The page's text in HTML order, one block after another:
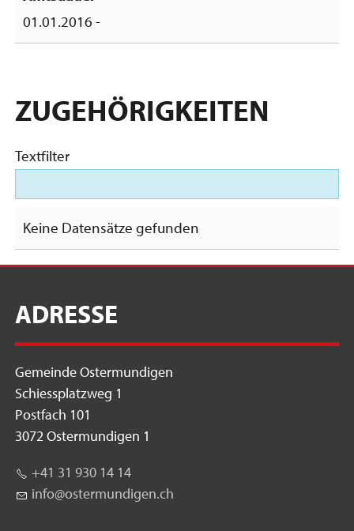
01.01.2016 -
ZUGEHÖRIGKEITEN
Textfilter
Keine Datensätze gefunden
ADRESSE
Gemeinde Ostermundigen
Schiessplatzweg 1
Postfach 101
3072 Ostermundigen 1
+41 31 930 14 14
nf
st rm nd g n ch